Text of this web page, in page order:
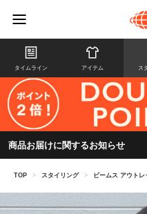
タイムライン アイテム ス
商品お届けに関するお知らせ
TOP > スタイリング > ビームス アウトレ